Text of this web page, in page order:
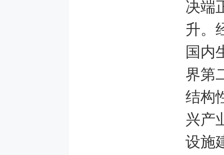
决端
升。
国内
界第
结构
兴产
设施